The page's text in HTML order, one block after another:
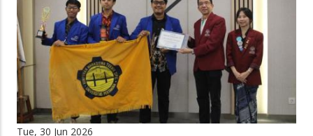
Tue, 30 Jun 2026